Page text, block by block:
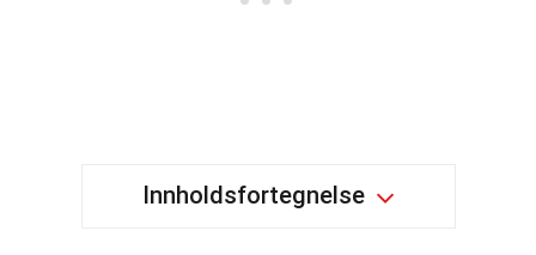
Innholdsfortegnelse